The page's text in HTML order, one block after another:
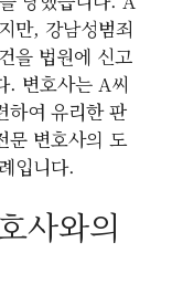
만, 강남성범죄
을 법원에 신고
. 변호사는 A씨
하여 유리한 판
문 변호사의 도
입니다.
사와의